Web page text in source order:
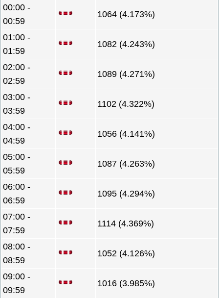
00:00 -
00:59
1064 (4.173%)
01:00 -
01:59
1082 (4.243%)
02:00 -
02:59
1089 (4.271%)
03:00 -
03:59
1102 (4.322%)
04:00 -
04:59
1056 (4.141%)
05:00 -
05:59
1087 (4.263%)
06:00 -
06:59
1095 (4.294%)
07:00 -
07:59
1114 (4.369%)
08:00 -
08:59
1052 (4.126%)
09:00 -
09:59
1016 (3.985%)